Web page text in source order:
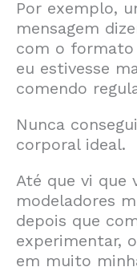
Por exemplo,
mensagem
com o
eu estivesse
comendo
Nunca
corporal ideal.
Até que vi que
modeladores
depois que
experimentar,
em muito